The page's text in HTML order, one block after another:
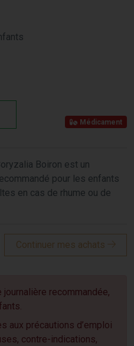
Médicament
Boiron est un
pour les enfants
en cas de rhume ou de
Continuer mes achats
recommandée,
aux précautions d’emploi
contre-indications,